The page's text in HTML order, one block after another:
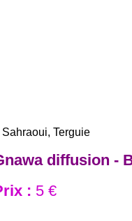
Terguie
diffusion -
: 5 €